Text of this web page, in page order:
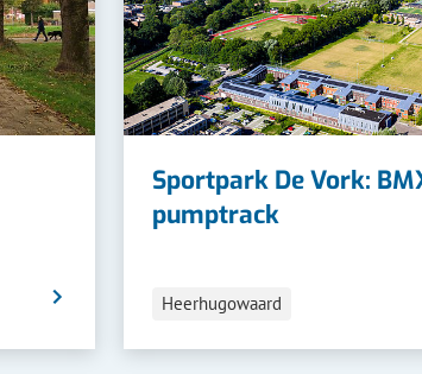
Categorieën
Sportpark De Vork:
pumptrack
Heerhugowaard